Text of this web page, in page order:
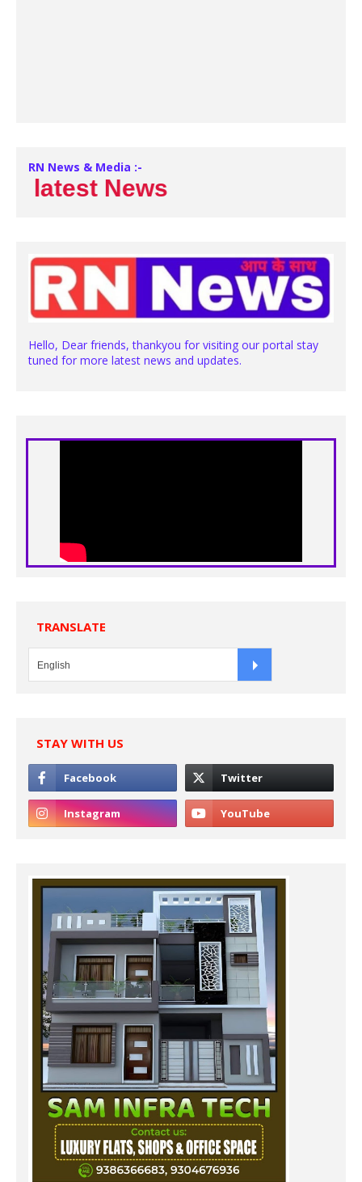
RN News & Media :-
News
Hello, Dear friends, thankyou for visiting our portal stay
tuned for more latest news and updates.
TRANSLATE
STAY WITH US